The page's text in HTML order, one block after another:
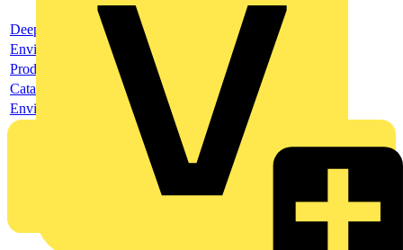
Deeplink product page
Environmental compliance declaration
Product data sheet
Catalogue
Environmental compliance declaration